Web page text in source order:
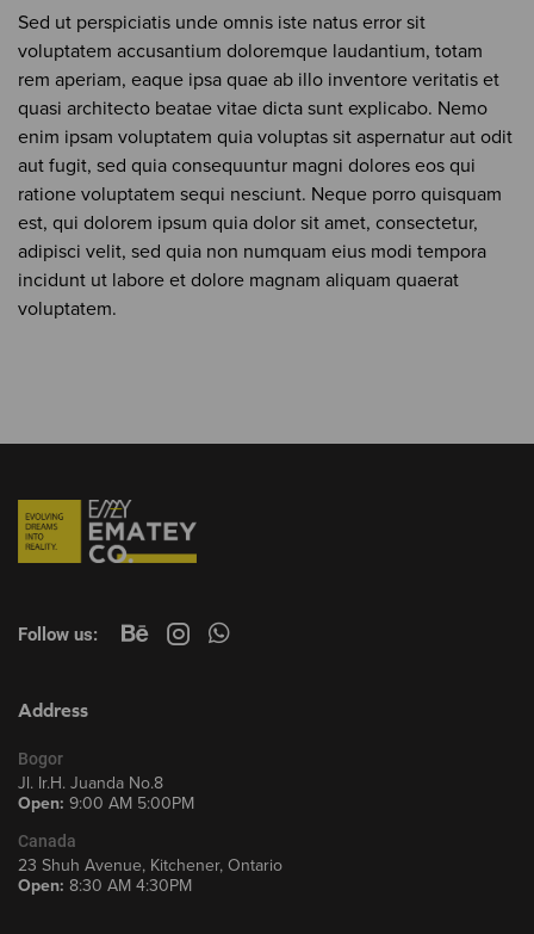
Sed ut perspiciatis unde omnis iste natus error sit
voluptatem accusantium doloremque laudantium, totam
rem aperiam, eaque ipsa quae ab illo inventore veritatis et
quasi architecto beatae vitae dicta sunt explicabo. Nemo
enim ipsam voluptatem quia voluptas sit aspernatur aut odit
aut fugit, sed quia consequuntur magni dolores eos qui
ratione voluptatem sequi nesciunt. Neque porro quisquam
est, qui dolorem ipsum quia dolor sit amet, consectetur,
adipisci velit, sed quia non numquam eius modi tempora
incidunt ut labore et dolore magnam aliquam quaerat
voluptatem.
Follow us:
Address
Bogor
Jl. Ir.H. Juanda No.8
Open: 9:00 AM 5:00PM
Canada
23 Shuh Avenue, Kitchener, Ontario
Open: 8:30 AM 4:30PM